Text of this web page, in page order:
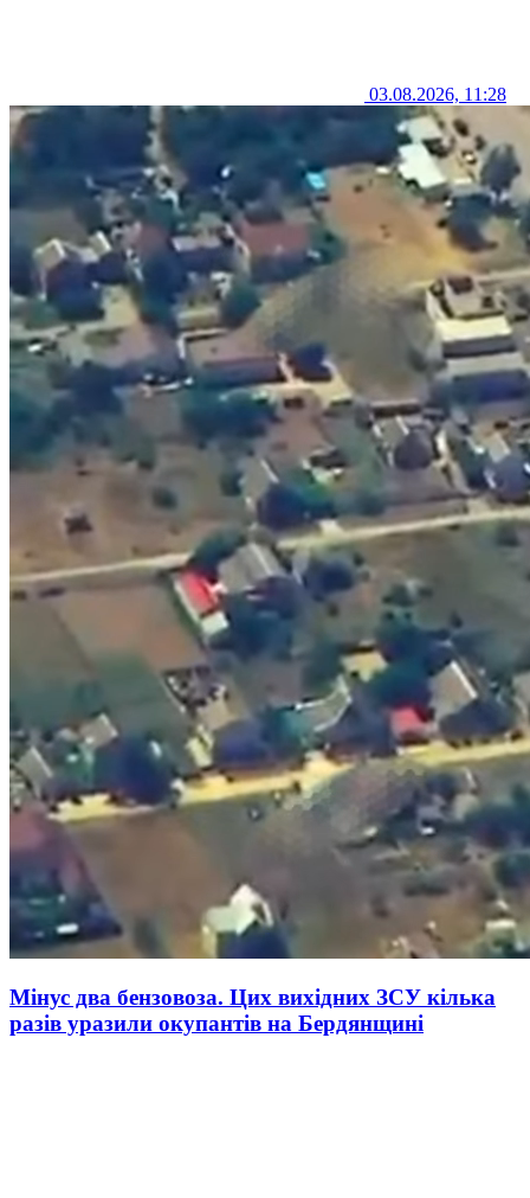
03.08.2026, 11:28
Мінус два бензовоза. Цих вихідних ЗСУ кілька
разів уразили окупантів на Бердянщині